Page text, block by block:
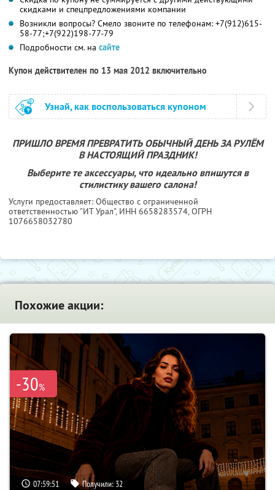
скидками и спецпредложениями компании
Возникли вопросы? Смело звоните по телефонам: +7(912)615-
58-77;+7(922)198-77-79
Подробности см. на сайте
Купон действителен по 13 мая 2012 включительно
Узнай, как воспользоваться купоном
ПРИШЛО ВРЕМЯ ПРЕВРАТИТЬ ОБЫЧНЫЙ ДЕНЬ ЗА РУЛЁМ
В НАСТОЯЩИЙ ПРАЗДНИК!
Выберите те аксессуары, что идеально впишутся в
стилистику вашего салона!
Услуги предоставляет: Общество с ограниченной
ответственностью "ИТ Урал", ИНН 6658283574, ОГРН
1076658032780
Похожие акции:
-30%
07:59:50 Получили: 32